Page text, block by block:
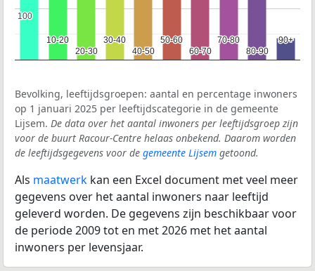
10-20
10-20
20-30
20-30
30-40
30-40
40-50
40-50
50-60
50-60
60-70
60-70
70-80
70-80
80-90
80-90
90+
90+
100
100
Bevolking, leeftijdsgroepen: aantal en percentage inwoners
op 1 januari 2025 per leeftijdscategorie in de gemeente
Lijsem. De data over het aantal inwoners per leeftijdsgroep zijn
voor de buurt Racour-Centre helaas onbekend. Daarom worden
de leeftijdsgegevens voor de gemeente Lijsem getoond.
Als maatwerk kan een Excel document met veel meer
gegevens over het aantal inwoners naar leeftijd
geleverd worden. De gegevens zijn beschikbaar voor
de periode 2009 tot en met 2026 met het aantal
inwoners per levensjaar.